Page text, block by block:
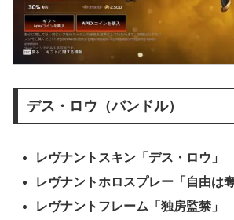
デス・ロウ（バンドル）
レヴナントスキン「デス・ロウ」
レヴナントホロスプレー「自由は
レヴナントフレーム「独房監禁」